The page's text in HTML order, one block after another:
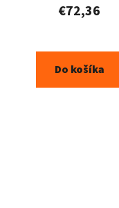
€72,36
Do košíka